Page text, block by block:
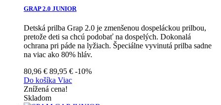
GRAP 2.0 JUNIOR
Detská prilba Grap 2.0 je zmenšenou dospeláckou prilbou,
pretože deti sa chcú podobať na dospelých. Dokonalá
ochrana pri páde na lyžiach. Špeciálne vyvinutá prilba sadne
na viac ako 80% hláv.
80,96 € 89,95 € -10%
Do košíka Viac
Znížená cena!
Skladom